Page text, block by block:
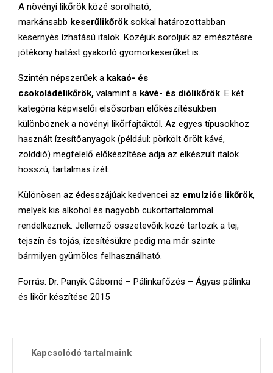
A növényi likőrök közé sorolható,
markánsabb keserűlikőrök sokkal határozottabban
kesernyés ízhatású italok. Közéjük soroljuk az emésztésre
jótékony hatást gyakorló gyomorkeserűket is.
Szintén népszerűek a kakaó- és
csokoládélikőrök, valamint a kávé- és diólikőrök. E két
kategória képviselői elsősorban előkészítésükben
különböznek a növényi likőrfajtáktól. Az egyes típusokhoz
használt ízesítőanyagok (például: pörkölt őrölt kávé,
zölddió) megfelelő előkészítése adja az elkészült italok
hosszú, tartalmas ízét.
Különösen az édesszájúak kedvencei az emulziós likőrök,
melyek kis alkohol és nagyobb cukortartalommal
rendelkeznek. Jellemző összetevőik közé tartozik a tej,
tejszín és tojás, ízesítésükre pedig ma már szinte
bármilyen gyümölcs felhasználható.
Forrás: Dr. Panyik Gáborné – Pálinkafőzés – Ágyas pálinka
és likőr készítése 2015
Kapcsolódó tartalmaink